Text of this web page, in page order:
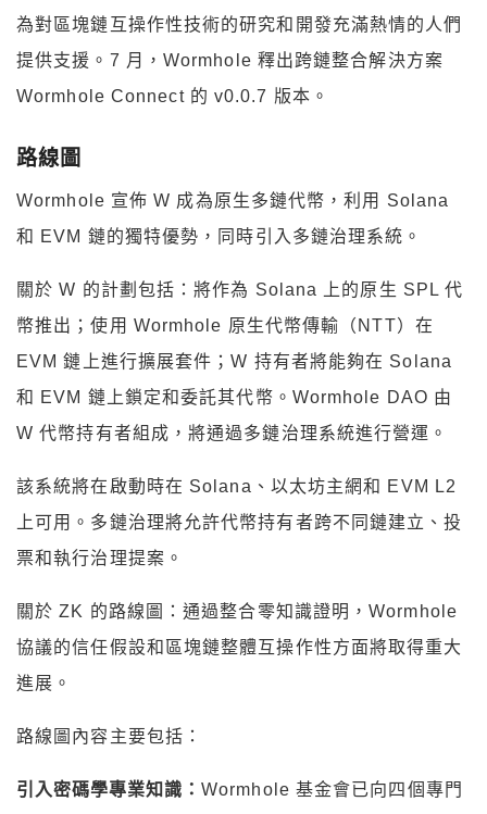
為對區塊鏈互操作性技術的研究和開發充滿熱情的人們
提供支援。7 月，Wormhole 釋出跨鏈整合解決方案
Wormhole Connect 的 v0.0.7 版本。
路線圖
Wormhole 宣佈 W 成為原生多鏈代幣，利用 Solana
和 EVM 鏈的獨特優勢，同時引入多鏈治理系統。
關於 W 的計劃包括：將作為 Solana 上的原生 SPL 代
幣推出；使用 Wormhole 原生代幣傳輸（NTT）在
EVM 鏈上進行擴展套件；W 持有者將能夠在 Solana
和 EVM 鏈上鎖定和委託其代幣。Wormhole DAO 由
W 代幣持有者組成，將通過多鏈治理系統進行營運。
該系統將在啟動時在 Solana、以太坊主網和 EVM L2
上可用。多鏈治理將允許代幣持有者跨不同鏈建立、投
票和執行治理提案。
關於 ZK 的路線圖：通過整合零知識證明，Wormhole
協議的信任假設和區塊鏈整體互操作性方面將取得重大
進展。
路線圖內容主要包括：
引入密碼學專業知識： Wormhole 基金會已向四個專門